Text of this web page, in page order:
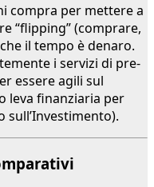
compra per mettere a
“flipping” (comprare,
il tempo è denaro.
i servizi di pre-
essere agili sul
leva finanziaria per
sull’Investimento).